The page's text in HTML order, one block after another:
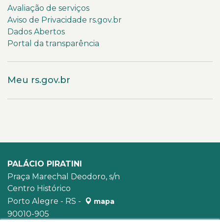
Avaliação de serviços
Aviso de Privacidade rs.gov.br
Dados Abertos
Portal da transparência
Meu rs.gov.br
PALÁCIO PIRATINI
Praça Marechal Deodoro, s/n
Centro Histórico
Porto Alegre - RS -
mapa
90010-905